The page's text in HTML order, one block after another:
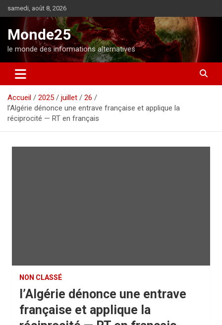
l
o
n
samedi, août 8, 2026
Monde25
le monde des informations alternatives
Accueil 2025 juillet
26
l’Algérie dénonce une entrave française et applique la
réciprocité — RT en français
NON CLASSÉ
l’Algérie dénonce une entrave
française et applique la